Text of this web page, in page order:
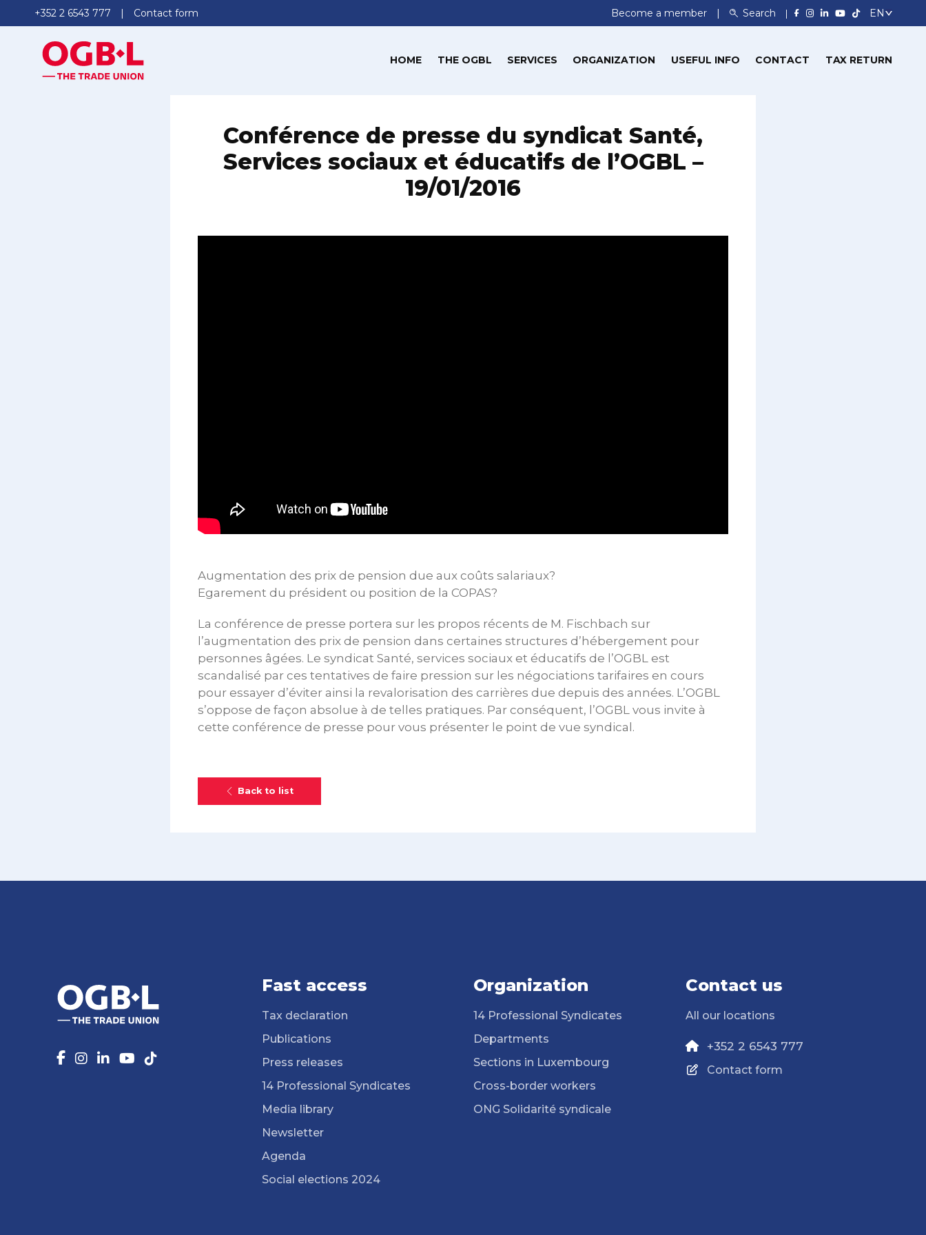
+352 2 6543 777 Contact form Become a member Search
HOME THE OGBL SERVICES ORGANIZATION USEFUL INFO CONTACT TAX RETURN
Conférence de presse du syndicat Santé,
Services sociaux et éducatifs de l’OGBL –
19/01/2016
Augmentation des prix de pension due aux coûts salariaux?
Egarement du président ou position de la COPAS?
La conférence de presse portera sur les propos récents de M. Fischbach sur
l’augmentation des prix de pension dans certaines structures d’hébergement pour
personnes âgées. Le syndicat Santé, services sociaux et éducatifs de l’OGBL est
scandalisé par ces tentatives de faire pression sur les négociations tarifaires en cours
pour essayer d’éviter ainsi la revalorisation des carrières due depuis des années. L’OGBL
s’oppose de façon absolue à de telles pratiques. Par conséquent, l’OGBL vous invite à
cette conférence de presse pour vous présenter le point de vue syndical.
Back to list
Fast access
Tax declaration
Publications
Press releases
14 Professional Syndicates
Media library
Newsletter
Agenda
Social elections 2024
Organization
14 Professional Syndicates
Departments
Sections in Luxembourg
Cross-border workers
ONG Solidarité syndicale
Contact us
All our locations
+352 2 6543 777
Contact form